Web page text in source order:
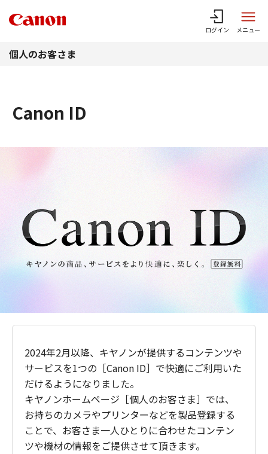
ログイン メニュー
個人のお客さま
Canon ID
2024年2月以降、キヤノンが提供するコンテンツや
サービスを1つの［Canon ID］で快適にご利用いた
だけるようになりました。
キヤノンホームページ［個人のお客さま］では、
お持ちのカメラやプリンターなどを製品登録する
ことで、お客さま一人ひとりに合わせたコンテン
ツや機材の情報をご提供させて頂きます。